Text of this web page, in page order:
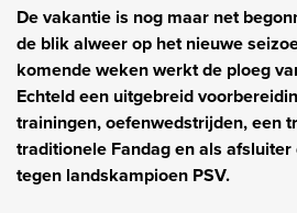
De vakantie is nog maar net
de blik alweer op het nieuwe
komende weken werkt de ploeg
Echteld een uitgebreid
trainingen, oefenwedstrijden, een
traditionele Fandag en als
tegen landskampioen PSV.